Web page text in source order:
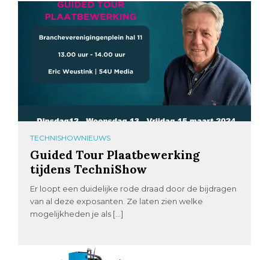
TECHNISHOWNIEUWS
Guided Tour Plaatbewerking
tijdens TechniShow
Er loopt een duidelijke rode draad door de bijdragen
van al deze exposanten. Ze laten zien welke
mogelijkheden je als […]